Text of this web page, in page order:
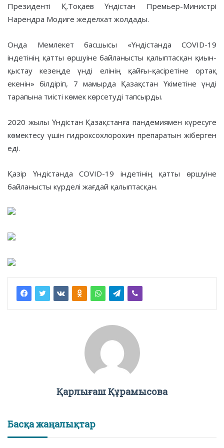
Президенті Қ.Тоқаев Үндістан Премьер-Министрі
Нарендра Модиге жеделхат жолдады.
Онда Мемлекет басшысы «Үндістанда COVID-19
індетінің қатты өршуіне байланысты қалыптасқан қиын-
қыстау кезеңде үнді елінің қайғы-қасіретіне ортақ
екенін» білдіріп, 7 мамырда Қазақстан Үкіметіне үнді
тарапына тиісті көмек көрсетуді тапсырды.
2020 жылы Үндістан Қазақстанға пандемиямен күресуге
көмектесу үшін гидроксохлорохин препаратын жіберген
еді.
Қазір Үндістанда COVID-19 індетінің қатты өршуіне
байланысты күрделі жағдай қалыптасқан.
Қарлығаш Құрамысова
Басқа жаңалықтар